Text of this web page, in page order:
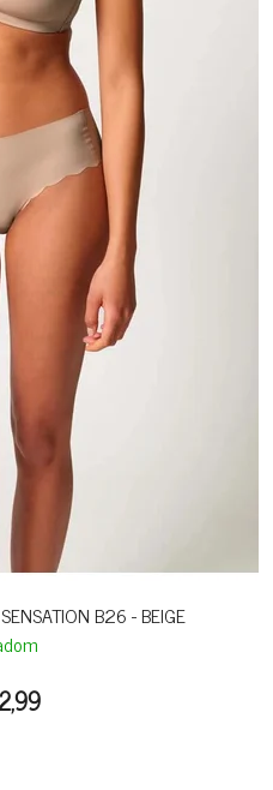
B26 - BEIGE